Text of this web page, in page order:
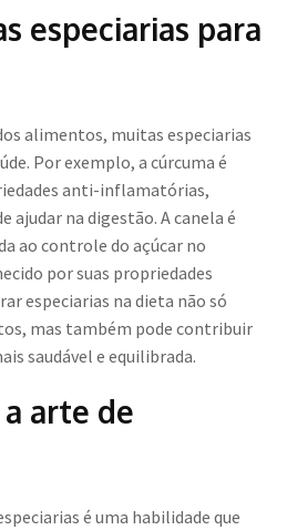
especiarias para
alimentos, muitas especiarias
Por exemplo, a cúrcuma é
anti-inflamatórias,
ajudar na digestão. A canela é
ao controle do açúcar no
por suas propriedades
especiarias na dieta não só
mas também pode contribuir
saudável e equilibrada.
a arte de
é uma habilidade que